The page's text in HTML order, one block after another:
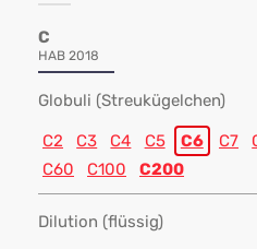
C
HAB 2018
Globuli (Streukügelchen)
C2 C3 C4 C5 C6 C7
C60
C100 C200
Dilution (flüssig)